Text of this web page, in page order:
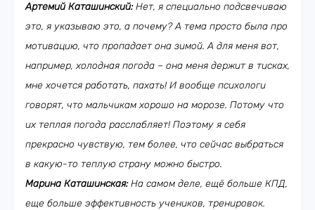
Артемий Каташинский:Нет, я специально подсвечиваю
это, я указываю это, а почему? А тема просто была про
мотивацию, что пропадает она зимой. А для меня вот,
например, холодная погода – она меня держит в тисках,
мне хочется работать, пахать! И вообще психологи
говорят, что мальчикам хорошо на морозе. Потому что
их теплая погода расслабляет! Поэтому я себя
прекрасно чувствую, тем более, что сейчас выбраться
в какую-то теплую страну можно быстро.
Марина Каташинская:На самом деле, ещё больше КПД,
еще больше эффективность учеников, тренировок.